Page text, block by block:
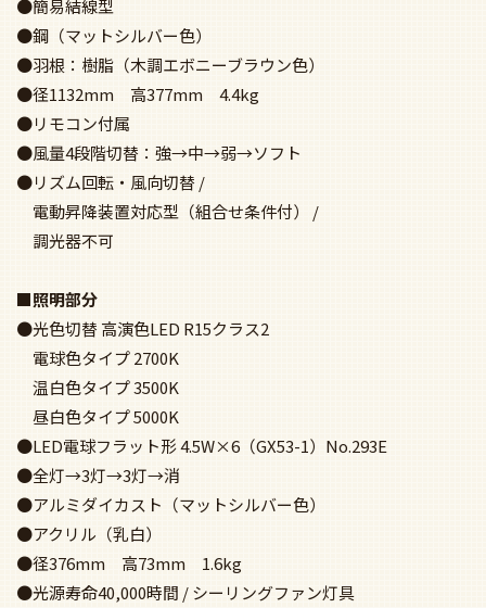
●簡易結線型
●鋼（マットシルバー色）
●羽根：樹脂（木調エボニーブラウン色）
●径1132mm 高377mm 4.4kg
●リモコン付属
●風量4段階切替：強→中→弱→ソフト
●リズム回転・風向切替 /
電動昇降装置対応型（組合せ条件付） /
調光器不可
■照明部分
●光色切替 高演色LED R15クラス2
電球色タイプ 2700K
温白色タイプ 3500K
昼白色タイプ 5000K
●LED電球フラット形 4.5W×6（GX53-1）No.293E
●全灯→3灯→3灯→消
●アルミダイカスト（マットシルバー色）
●アクリル（乳白）
●径376mm 高73mm 1.6kg
●光源寿命40,000時間 / シーリングファン灯具